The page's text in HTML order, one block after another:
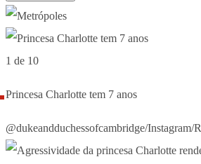
1 de 10
Princesa Charlotte tem 7 anos
@dukeandduchessofcambridge/Instagram/